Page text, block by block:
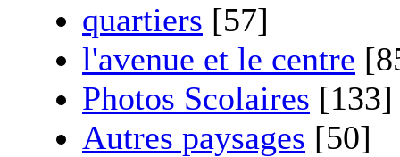
quartiers [57]
l'avenue et le centre
Photos Scolaires [133]
Autres paysages [50]